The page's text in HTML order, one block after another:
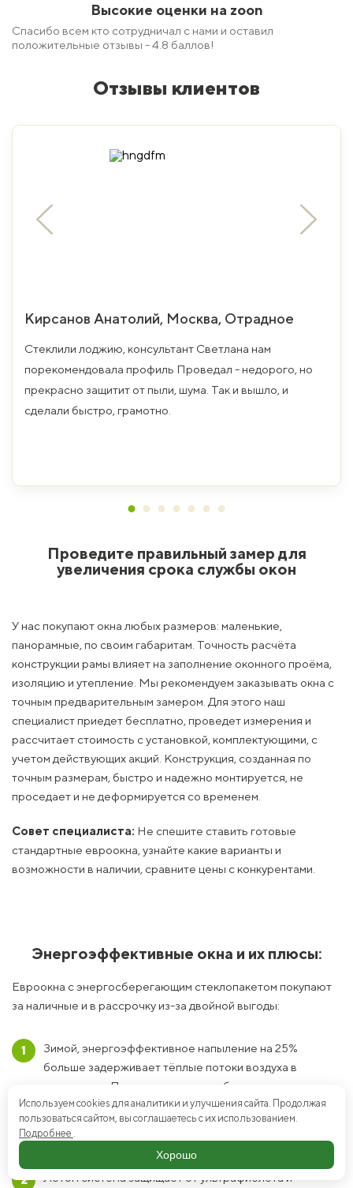
Высокие оценки на zoon
Спасибо всем кто сотрудничал с нами и оставил
положительные отзывы - 4.8 баллов!
Отзывы клиентов
Кирсанов Анатолий, Москва, Отрадное
Стеклили лоджию, консультант Светлана нам
порекомендовала профиль Проведал - недорого, но
прекрасно защитит от пыли, шума. Так и вышло, и
сделали быстро, грамотно.
Проведите правильный замер для
увеличения срока службы окон
У нас покупают окна любых размеров: маленькие,
панорамные, по своим габаритам. Точность расчёта
конструкции рамы влияет на заполнение оконного проёма,
изоляцию и утепление. Мы рекомендуем заказывать окна с
точным предварительным замером. Для этого наш
специалист приедет бесплатно, проведет измерения и
рассчитает стоимость с установкой, комплектующими, с
учетом действующих акций. Конструкция, созданная по
точным размерам, быстро и надежно монтируется, не
проседает и не деформируется со временем.
Совет специалиста: Не спешите ставить готовые
стандартные евроокна, узнайте какие варианты и
возможности в наличии, сравните цены с конкурентами.
Энергоэффективные окна и их плюсы:
Евроокна с энергосберегающим стеклопакетом покупают
за наличные и в рассрочку из-за двойной выгоды:
Зимой, энергоэффективное напыление на 25%
больше задерживает тёплые потоки воздуха в
помещении. Покупатели энергосберегающих
современных окон из ПВХ в отзывах отмечают
отсутствие конденсата и эффекта «плачущих окон» за
счёт разницы температур зимой.
Летом система защищает от ультрафиолета и
Используем cookies для аналитики и улучшения сайта. Продолжая
пользоваться сайтом, вы соглашаетесь с их использованием.
Подробнее .
Хорошо